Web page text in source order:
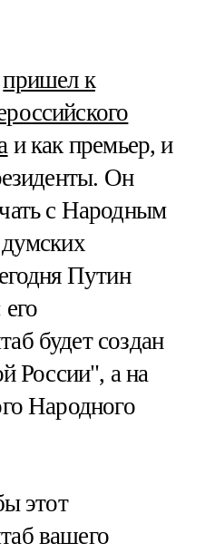
пришел к
и как премьер, и
Он
с Народным
Путин
его
будет создан
России", а на
Народного
этот
вашего